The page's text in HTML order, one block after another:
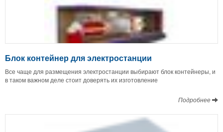
Блок контейнер для электростанции
Все чаще для размещения электростанции выбирают блок контейнеры, и
в таком важном деле стоит доверять их изготовление
Подробнее